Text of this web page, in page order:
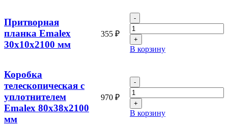
мм
Притворная
планка Emalex
30x10x2100 мм
355 ₽
Количество
товара
Притворная
планка
Emalex
В корзину
Коробка
телескопическая с
уплотнителем
Emalex 80x38x2100
мм
970 ₽
Количество
товара
Коробка
телескопическая
с
В корзину